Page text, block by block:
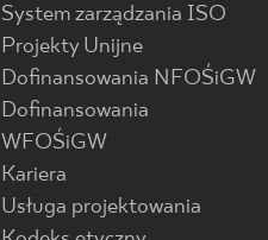
System zarządzania ISO
Projekty Unijne
Dofinansowania NFOŚiGW
Dofinansowania
WFOŚiGW
Kariera
Usługa projektowania